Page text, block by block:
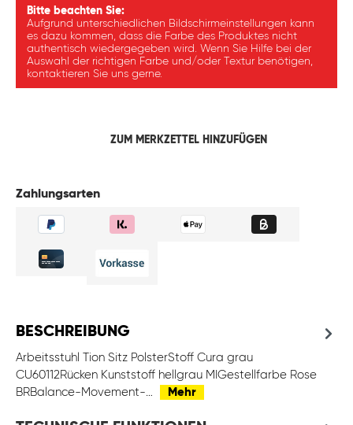
Bitte beachten Sie:
Aufgrund unterschiedlichen Bildschirmeinstellungen kann
es dazu kommen, dass die Farbe des Produktes nicht
authentisch wiedergegeben wird. Wenn Sie Hilfe bei der
Auswahl der richtigen Farbe und/oder Textur benötigen,
kontaktieren Sie uns gerne.
ZUM MERKZETTEL HINZUFÜGEN
Zahlungsarten
BESCHREIBUNG
Arbeitsstuhl Tion Sitz PolsterStoff Cura grau
CU60112Rücken Kunststoff hellgrau MIGestellfarbe Rose
BRBalance-Movement-…
Mehr